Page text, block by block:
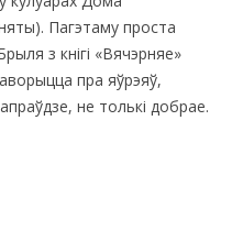
Пагэтаму проста
з кнігі «Вячэрняе»
пра яўрэяў,
не толькі добрае.